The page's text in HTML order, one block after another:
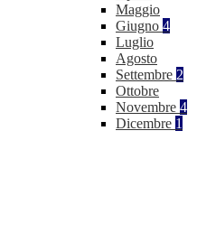
Maggio
Giugno 4
Luglio
Agosto
Settembre 2
Ottobre
Novembre 4
Dicembre 1